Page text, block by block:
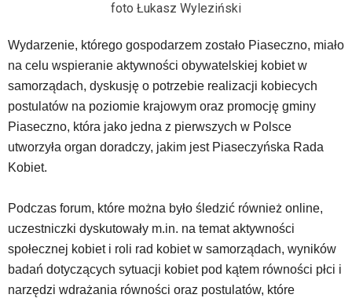
foto Łukasz Wyleziński
Wydarzenie, którego gospodarzem zostało Piaseczno, miało
na celu wspieranie aktywności obywatelskiej kobiet w
samorządach, dyskusję o potrzebie realizacji kobiecych
postulatów na poziomie krajowym oraz promocję gminy
Piaseczno, która jako jedna z pierwszych w Polsce
utworzyła organ doradczy, jakim jest Piaseczyńska Rada
Kobiet.
Podczas forum, które można było śledzić również online,
uczestniczki dyskutowały m.in. na temat aktywności
społecznej kobiet i roli rad kobiet w samorządach, wyników
badań dotyczących sytuacji kobiet pod kątem równości płci i
narzędzi wdrażania równości oraz postulatów, które